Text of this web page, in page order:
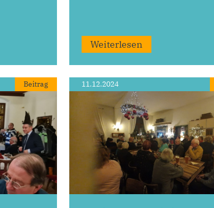
Weiterlesen
Beitrag 11.12.2024